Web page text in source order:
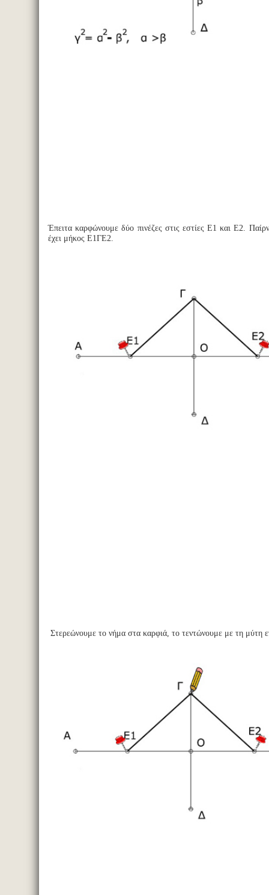
Έπειτα καρφώνουμε δύο πινέζες στις εστίες Ε1 και Ε2.
έχει μήκος Ε1ΓΕ2.
Στερεώνουμε το νήμα στα καρφιά, το τεντώνουμε με τη μύτη